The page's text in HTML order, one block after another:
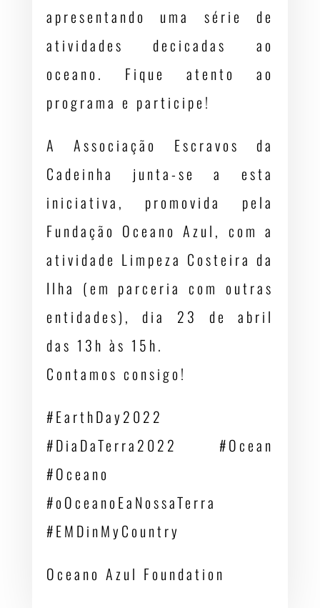
apresentando uma série de
atividades decicadas ao
oceano. Fique atento ao
programa e participe!
A Associação Escravos da
Cadeinha junta-se a esta
iniciativa, promovida pela
Fundação Oceano Azul, com a
atividade Limpeza Costeira da
Ilha (em parceria com outras
entidades), dia 23 de abril
das 13h às 15h.
Contamos consigo!
#EarthDay2022
#DiaDaTerra2022 #Ocean
#Oceano
#oOceanoEaNossaTerra
#EMDinMyCountry
Oceano Azul Foundation